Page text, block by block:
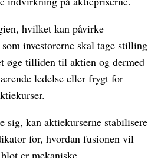
hvilket kan påvirke
investorerne skal tage stilling
øge tilliden til aktien og dermed
ledelse eller frygt for
sig, kan aktiekurserne stabilisere
for, hvordan fusionen vil
er mekaniske